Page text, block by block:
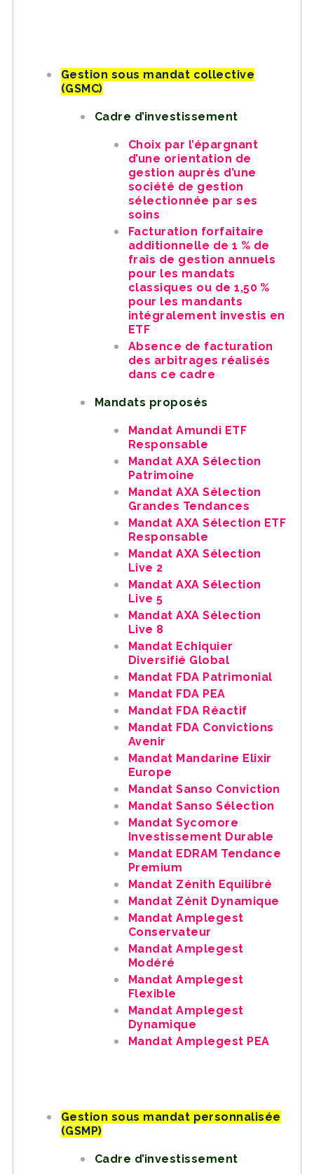
Gestion sous mandat collective
(GSMC)
Cadre d’investissement
Choix par l’épargnant
d’une orientation de
gestion auprès d’une
société de gestion
sélectionnée par ses
soins
Facturation forfaitaire
additionnelle de 1 % de
frais de gestion annuels
pour les mandats
classiques ou de 1,50 %
pour les mandants
intégralement investis en
ETF
Absence de facturation
des arbitrages réalisés
dans ce cadre
Mandats proposés
Mandat Amundi ETF
Responsable
Mandat AXA Sélection
Patrimoine
Mandat AXA Sélection
Grandes Tendances
Mandat AXA Sélection ETF
Responsable
Mandat AXA Sélection
Live 2
Mandat AXA Sélection
Live 5
Mandat AXA Sélection
Live 8
Mandat Echiquier
Diversifié Global
Mandat FDA Patrimonial
Mandat FDA PEA
Mandat FDA Réactif
Mandat FDA Convictions
Avenir
Mandat Mandarine Elixir
Europe
Mandat Sanso Conviction
Mandat Sanso Sélection
Mandat Sycomore
Investissement Durable
Mandat EDRAM Tendance
Premium
Mandat Zénith Equilibré
Mandat Zénit Dynamique
Mandat Amplegest
Conservateur
Mandat Amplegest
Modéré
Mandat Amplegest
Flexible
Mandat Amplegest
Dynamique
Mandat Amplegest PEA
Gestion sous mandat personnalisée
(GSMP)
Cadre d’investissement